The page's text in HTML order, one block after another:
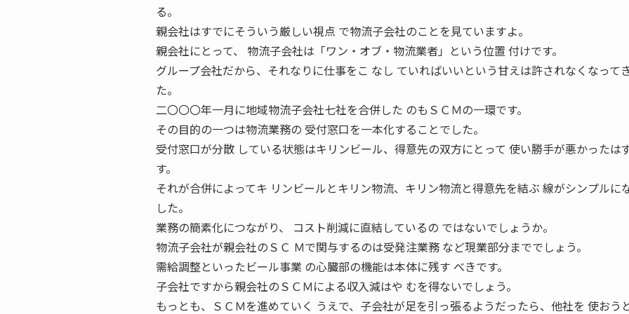
る。
親会社はすでにそういう厳しい視点 で物流子会社のことを見ていますよ。
親会社にとって、 物流子会社は「ワン・オブ・物流業者」という位置 付けです。
グループ会社だから、それなりに仕事をこ なし ていればいいという甘えは許されなくなって
た。
二〇〇〇年一月に地域物流子会社七社を合併した のもＳＣＭの一環です。
その目的の一つは物流業務の 受付窓口を一本化することでした。
受付窓口が分散 している状態はキリンビール、得意先の双方にとって 使い勝手が悪かったは
す。
それが合併によってキ リンビールとキリン物流、キリン物流と得意先を結ぶ 線がシンプルに
した。
業務の簡素化につながり、 コスト削減に直結しているの ではないでしょうか。
物流子会社が親会社のＳＣ Ｍで関与するのは受発注業務 など現業部分まででしょう。
需給調整といったビール事業 の心臓部の機能は本体に残す べきです。
子会社ですから親会社のＳＣＭによる収入減はや むを得ないでしょう。
もっとも、ＳＣＭを進めていく うえで、子会社が足を引っ張るようだったら、他社を 使おう